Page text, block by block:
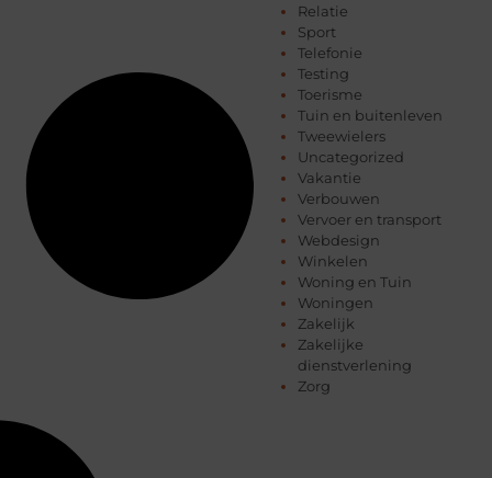
Relatie
Sport
Telefonie
Testing
Toerisme
Tuin en buitenleven
Tweewielers
Uncategorized
Vakantie
Verbouwen
Vervoer en transport
Webdesign
Winkelen
Woning en Tuin
Woningen
Zakelijk
Zakelijke
dienstverlening
Zorg